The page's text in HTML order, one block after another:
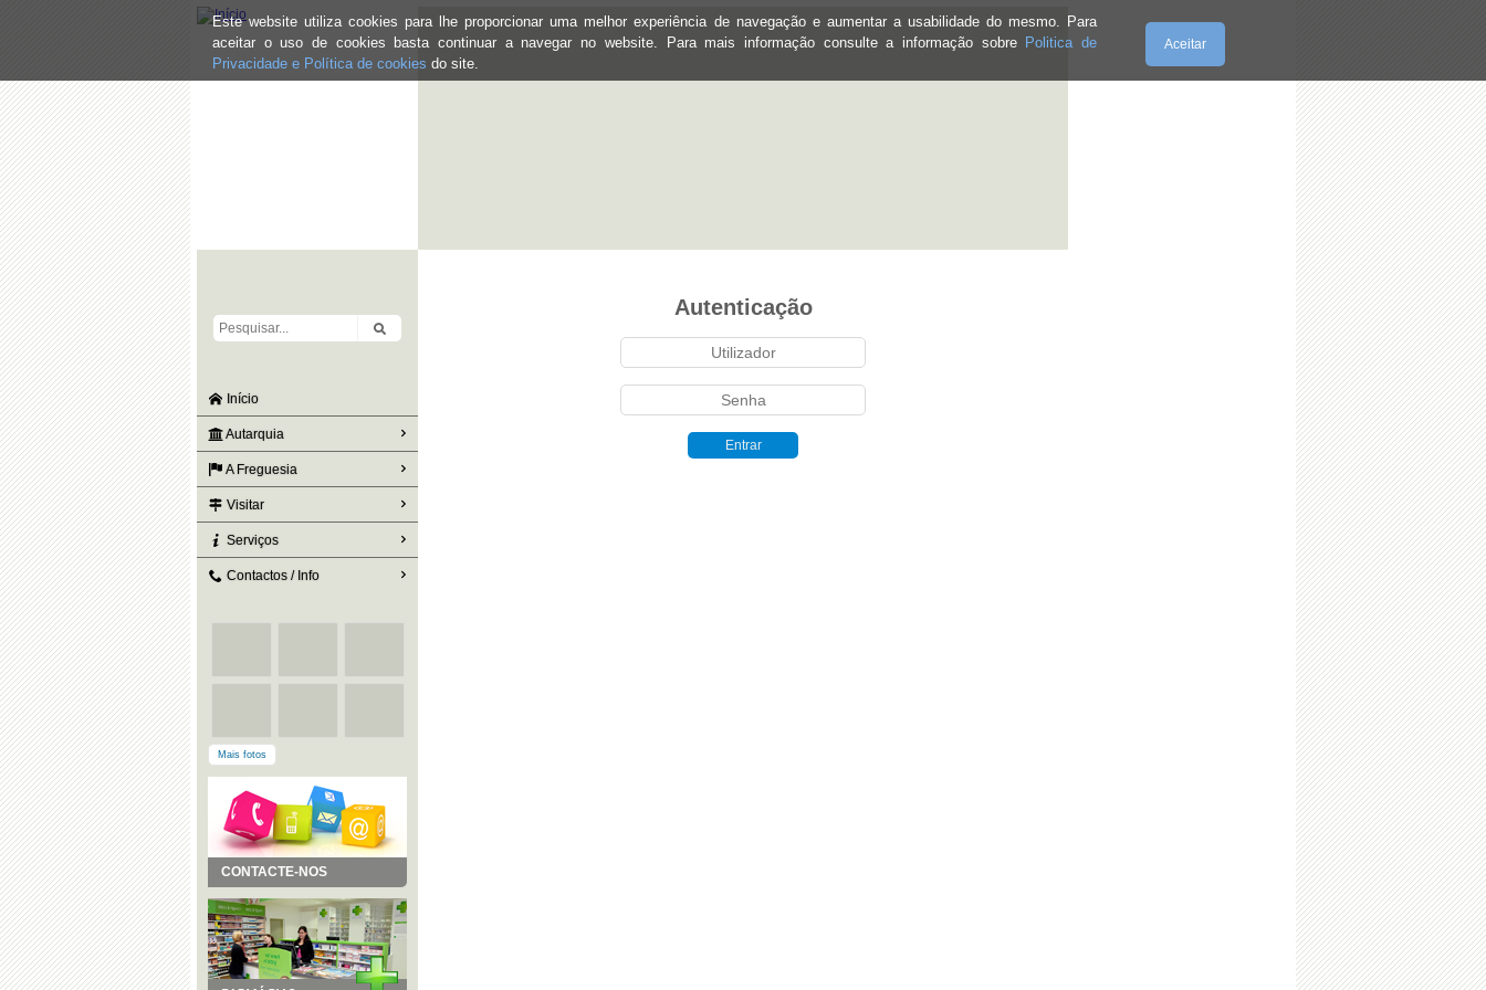
Este website utiliza cookies para lhe proporcionar uma melhor experiência de navegação e aumentar a usabilidade do mesmo. Para
aceitar o uso de cookies basta continuar a navegar no website. Para mais informação consulte a informação sobre Politica de
Privacidade e Política de cookies do site.
Aceitar
Início
Autarquia
A Freguesia
Visitar
Serviços
Contactos / Info
Mais fotos
CONTACTE-NOS
Autenticação